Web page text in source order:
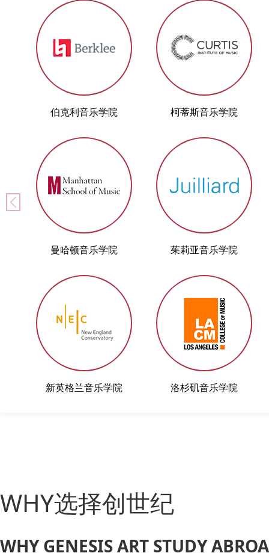
伯克利音乐学院 柯蒂斯音乐学院
曼哈顿音乐学院 茱莉亚音乐学院
新英格兰音乐学院 洛杉矶音乐学院
WHY选择创世纪
WHY GENESIS ART STUDY